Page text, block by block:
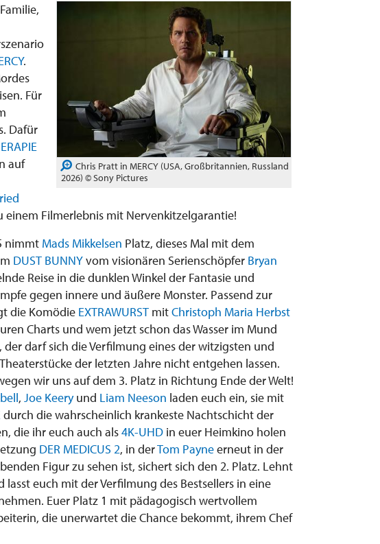
Chris Pratt in MERCY (USA, Großbritannien, Russland
2026) © Sony Pictures
.
Für
Dafür
auf
einem Filmerlebnis mit Nervenkitzelgarantie!
nimmt Mads Mikkelsen Platz, dieses Mal mit dem
DUST BUNNYvom visionären Serienschöpfer Bryan
Reise in die dunklen Winkel der Fantasie und
gegen innere und äußere Monster. Passend zur
die Komödie EXTRAWURST mitChristoph Maria Herbst
Charts und wem jetzt schon das Wasser im Mund
darf sich die Verfilmung eines der witzigsten und
der letzten Jahre nicht entgehen lassen.
wir uns auf dem 3. Platz in Richtung Ende der Welt!
, Joe Keeryund Liam Neeson laden euch ein, sie mit
durch die wahrscheinlich krankeste Nachtschicht der
die ihr euch auch als4K-UHD in euer Heimkino holen
DER MEDICUS 2, in derTom Payneerneut in der
Figur zu sehen ist, sichert sich den 2. Platz. Lehnt
lasst euch mit der Verfilmung des Bestsellers in eine
Euer Platz 1 mit pädagogisch wertvollem
die unerwartet die Chance bekommt, ihrem Chef